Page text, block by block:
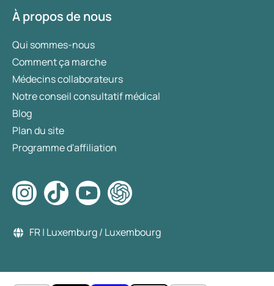
À propos de nous
Qui sommes-nous
Comment ça marche
Médecins collaborateurs
Notre conseil consultatif médical
Blog
Plan du site
Programme d'affiliation
FR | Luxemburg / Luxembourg